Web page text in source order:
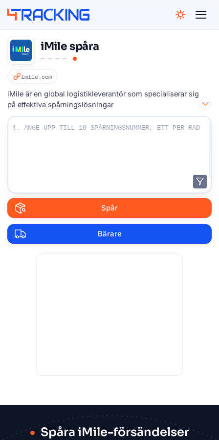
iMile spåra
imile.com
iMile är en global logistikleverantör som specialiserar sig
på effektiva spårningslösningar
Ange dina spårningsnummer:
1.
Spår
Bärare
Spåra iMile-försändelser